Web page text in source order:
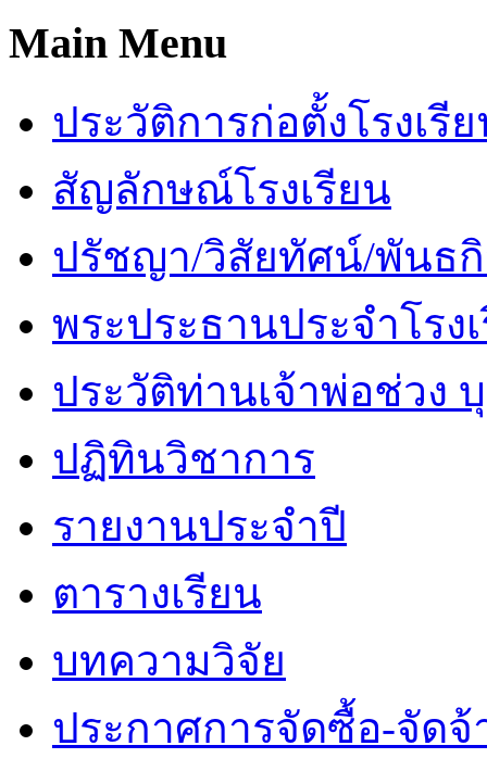
Main Menu
ประวัติการก่อตั้งโรงเรี
สัญลักษณ์โรงเรียน
ปรัชญา/วิสัยทัศน์/พันธ
พระประธานประจำโรง
ประวัติท่านเจ้าพ่อช่วง
ปฏิทินวิชาการ
รายงานประจำปี
ตารางเรียน
บทความวิจัย
ประกาศการจัดซื้อ-จัดจ้